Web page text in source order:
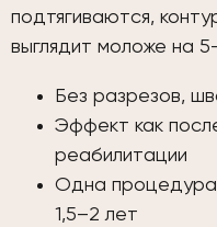
подтягиваются,
выглядит моложе на
Без разрезов,
Эффект как
реабилитации
Одна
1,5–2 лет